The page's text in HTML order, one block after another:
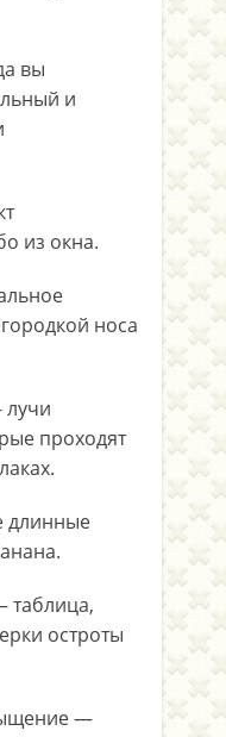
вы
и
из окна.
носа
проходят
длинные
таблица,
остроты
—